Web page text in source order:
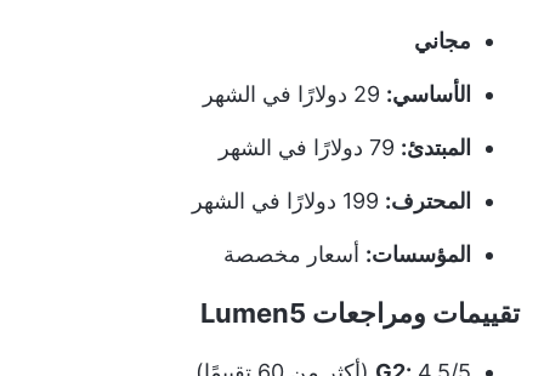
مجاني
الأساسي:
المبتدئ:
المحترف:
المؤسسات: أسعار مخصصة
تقييمات ومراجعات Lumen5